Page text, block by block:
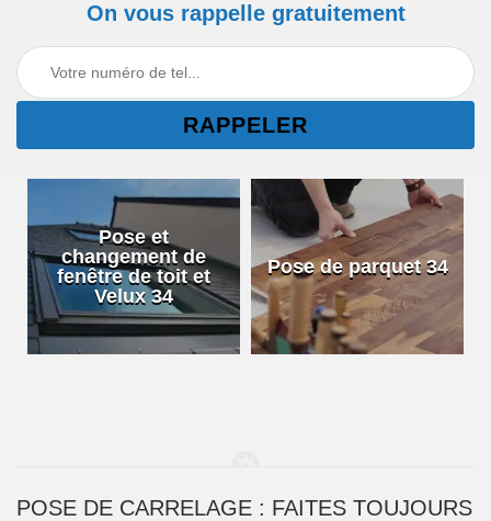
On vous rappelle gratuitement
Pose et
changement de
fenêtre de toit et
Velux 34
Pose de parquet 34
POSE DE CARRELAGE : FAITES TOUJOURS